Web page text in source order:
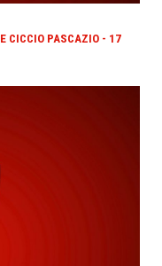
CICCIO PASCAZIO - 17